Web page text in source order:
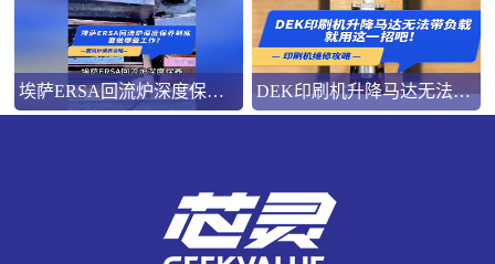
埃萨ERSA回流炉深度保养，到底要做哪些工作？ DEK印刷机升降马达无法带负载就用这一招吧！